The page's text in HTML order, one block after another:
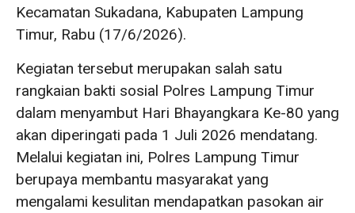
Kecamatan Sukadana, Kabupaten Lampung
Timur, Rabu (17/6/2026).
Kegiatan tersebut merupakan salah satu
rangkaian bakti sosial Polres Lampung Timur
dalam menyambut Hari Bhayangkara Ke-80 yang
akan diperingati pada 1 Juli 2026 mendatang.
Melalui kegiatan ini, Polres Lampung Timur
berupaya membantu masyarakat yang
mengalami kesulitan mendapatkan pasokan air